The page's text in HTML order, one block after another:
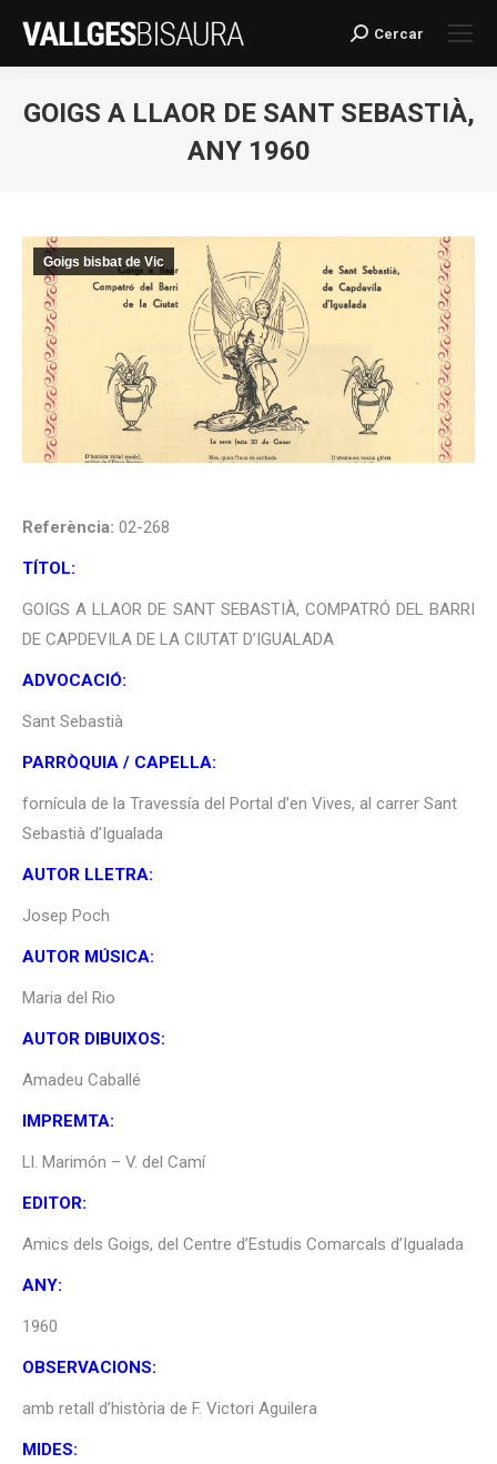
Search:
Cercar
GOIGS A LLAOR DE SANT SEBASTIÀ,
ANY 1960
Goigs bisbat de Vic
Referència: 02-268
TÍTOL:
GOIGS A LLAOR DE SANT SEBASTIÀ, COMPATRÓ DEL BARRI
DE CAPDEVILA DE LA CIUTAT D’IGUALADA
ADVOCACIÓ:
Sant Sebastià
PARRÒQUIA / CAPELLA:
fornícula de la Travessía del Portal d’en Vives, al carrer Sant
Sebastià d’Igualada
AUTOR LLETRA:
Josep Poch
AUTOR MÚSICA:
Maria del Rio
AUTOR DIBUIXOS:
Amadeu Caballé
IMPREMTA:
Ll. Marimón – V. del Camí
EDITOR:
Amics dels Goigs, del Centre d’Estudis Comarcals d’Igualada
ANY:
1960
OBSERVACIONS:
amb retall d’història de F. Victori Aguilera
MIDES: